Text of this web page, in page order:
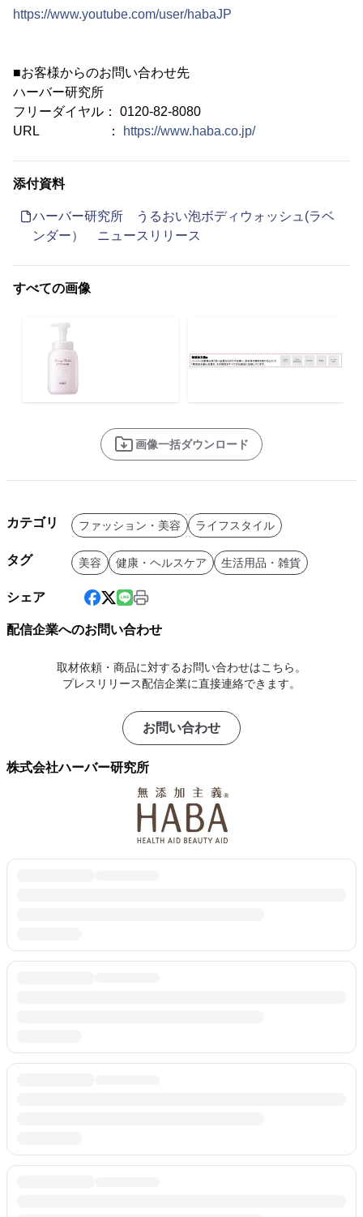
https://www.youtube.com/user/habaJP
■お客様からのお問い合わせ先
ハーバー研究所
フリーダイヤル： 0120-82-8080
URL ：
https://www.haba.co.jp/
添付資料
ハーバー研究所 うるおい泡ボディウォッシュ(ラベ
ンダー） ニュースリリース
すべての画像
画像一括ダウンロード
カテゴリ ファッション・美容 ライフスタイル
タグ 美容 健康・ヘルスケア 生活用品・雑貨
シェア
配信企業へのお問い合わせ
取材依頼・商品に対するお問い合わせはこちら。
プレスリリース配信企業に直接連絡できます。
お問い合わせ
株式会社ハーバー研究所